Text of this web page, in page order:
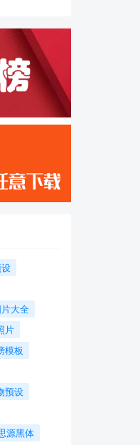
大全
片
模板
预设
源黑体